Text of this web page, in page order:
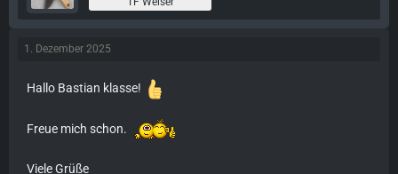
1. Dezember 2025
Hallo Bastian klasse!
Freue mich schon.
Viele Grüße